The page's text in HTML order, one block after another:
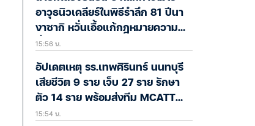
อาวุธนิวเคลียร์ในพิธีรำลึก 81 ปีนา
งาซากิ หวั่นเอื้อแก้กฎหมายความ
มั่นคง
15:56 น.
อัปเดตเหตุ รร.เทพศิรินทร์ นนทบุรี
เสียชีวิต 9 ราย เจ็บ 27 ราย รักษา
ตัว 14 ราย พร้อมส่งทีม MCATT
เยียวยาจิตใจ
15:54 น.